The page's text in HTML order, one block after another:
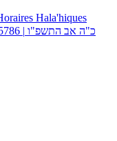
Hala'hiques
| כ"ה אב התשפ"ו